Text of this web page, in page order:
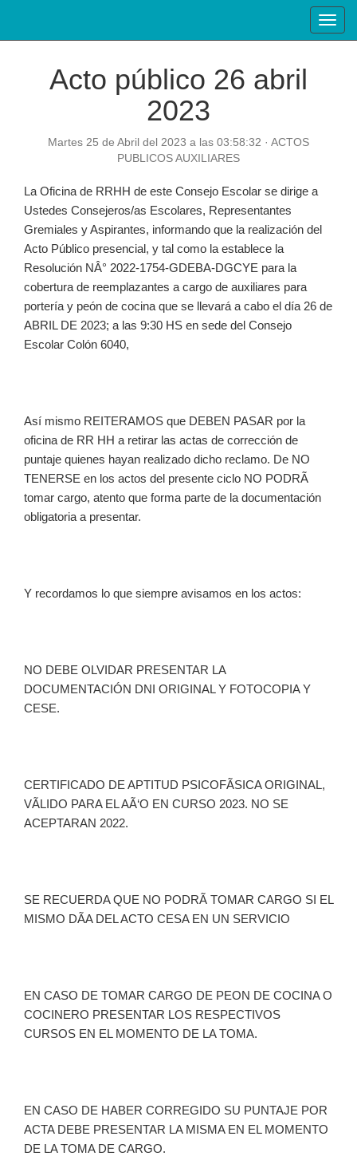
Acto público 26 abril
2023
Martes 25 de Abril del 2023 a las 03:58:32 · ACTOS
PUBLICOS AUXILIARES
La Oficina de RRHH de este Consejo Escolar se dirige a
Ustedes Consejeros/as Escolares, Representantes
Gremiales y Aspirantes, informando que la realización del
Acto Público presencial, y tal como la establece la
Resolución NÂ° 2022-1754-GDEBA-DGCYE para la
cobertura de reemplazantes a cargo de auxiliares para
portería y peón de cocina que se llevará a cabo el día 26 de
ABRIL DE 2023; a las 9:30 HS en sede del Consejo
Escolar Colón 6040,
Así mismo REITERAMOS que DEBEN PASAR por la
oficina de RR HH a retirar las actas de corrección de
puntaje quienes hayan realizado dicho reclamo. De NO
TENERSE en los actos del presente ciclo NO PODRÃ
tomar cargo, atento que forma parte de la documentación
obligatoria a presentar.
Y recordamos lo que siempre avisamos en los actos:
NO DEBE OLVIDAR PRESENTAR LA
DOCUMENTACIÓN DNI ORIGINAL Y FOTOCOPIA Y
CESE.
CERTIFICADO DE APTITUD PSICOFÃSICA ORIGINAL,
VÃLIDO PARA EL AÃ‘O EN CURSO 2023. NO SE
ACEPTARAN 2022.
SE RECUERDA QUE NO PODRÃ TOMAR CARGO SI EL
MISMO DÃA DEL ACTO CESA EN UN SERVICIO
EN CASO DE TOMAR CARGO DE PEON DE COCINA O
COCINERO PRESENTAR LOS RESPECTIVOS
CURSOS EN EL MOMENTO DE LA TOMA.
EN CASO DE HABER CORREGIDO SU PUNTAJE POR
ACTA DEBE PRESENTAR LA MISMA EN EL MOMENTO
DE LA TOMA DE CARGO.